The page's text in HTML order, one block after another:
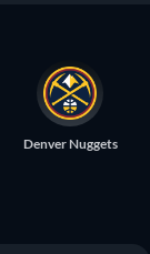
Denver Nuggets